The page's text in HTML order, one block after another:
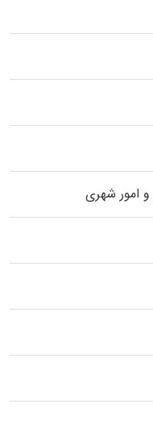
امور شهری